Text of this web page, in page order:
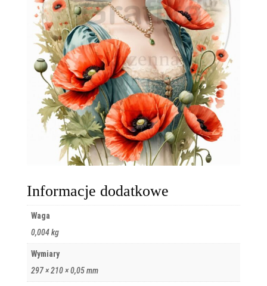
Informacje dodatkowe
Waga
0,004 kg
Wymiary
297 × 210 × 0,05 mm